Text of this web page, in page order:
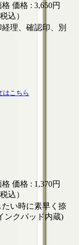
価格 : 3,650円
込）
理、確認印、別
はこちら
価格 : 1,370円
込）
い時に素早く捺
ンクパッド内蔵)